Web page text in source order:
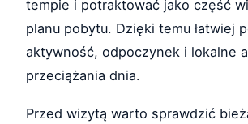
tempie i potraktować jako część
planu pobytu. Dzięki temu łatwiej
aktywność, odpoczynek i lokalne
przeciążania dnia.
Przed wizytą warto sprawdzić